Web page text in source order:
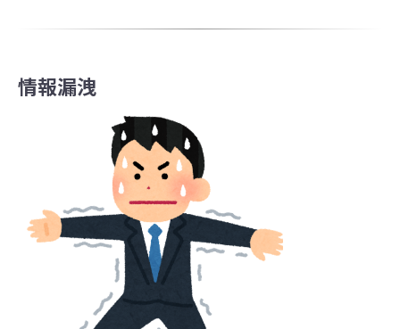
情報漏洩